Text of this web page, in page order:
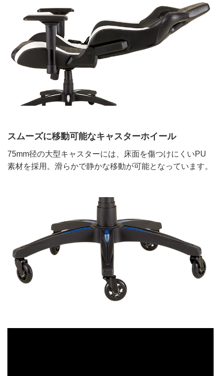
スムーズに移動可能なキャスターホイール
75mm径の大型キャスターには、床面を傷つけにくいPU
素材を採用。滑らかで静かな移動が可能となっています。